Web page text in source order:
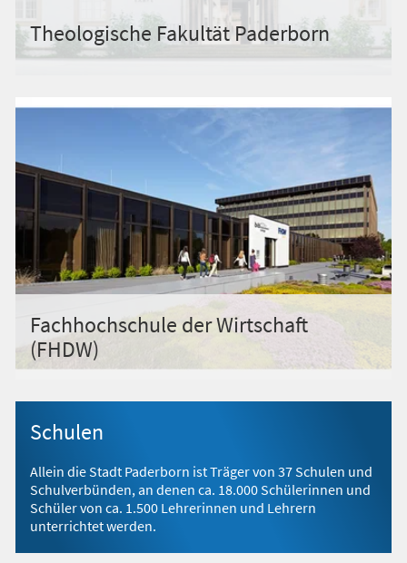
Theologische Fakultät Paderborn
Fachhochschule der Wirtschaft
(FHDW)
Schulen
Allein die Stadt Paderborn ist Träger von 37 Schulen und
Schulverbünden, an denen ca. 18.000 Schülerinnen und
Schüler von ca. 1.500 Lehrerinnen und Lehrern
unterrichtet werden.